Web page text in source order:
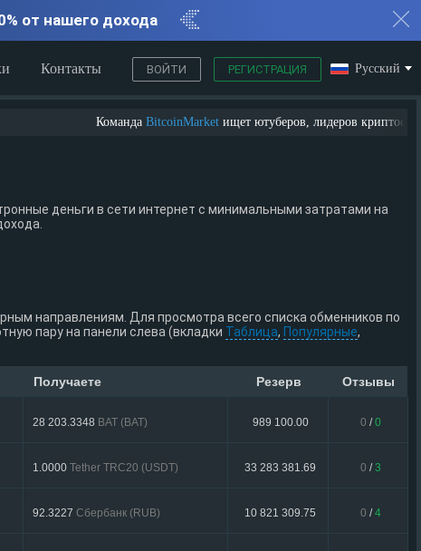
от нашего дохода
Русский
Контакты ВОЙТИ РЕГИСТРАЦИЯ
КомандаBitcoinMarketищет ютуберов, лидеров
деньги в сети интернет с минимальными затратами на
направлениям. Для просмотра всего списка обменников по
пару на панели слева (вкладки Таблица, Популярные,
Получаете Резерв Отзывы
28 203.3348 BAT (BAT) 989 100.00 0 /0
1.0000 Tether TRC20 (USDT) 33 283 381.69 0 /3
92.3227 Сбербанк (RUB) 10 821 309.75 0 /4